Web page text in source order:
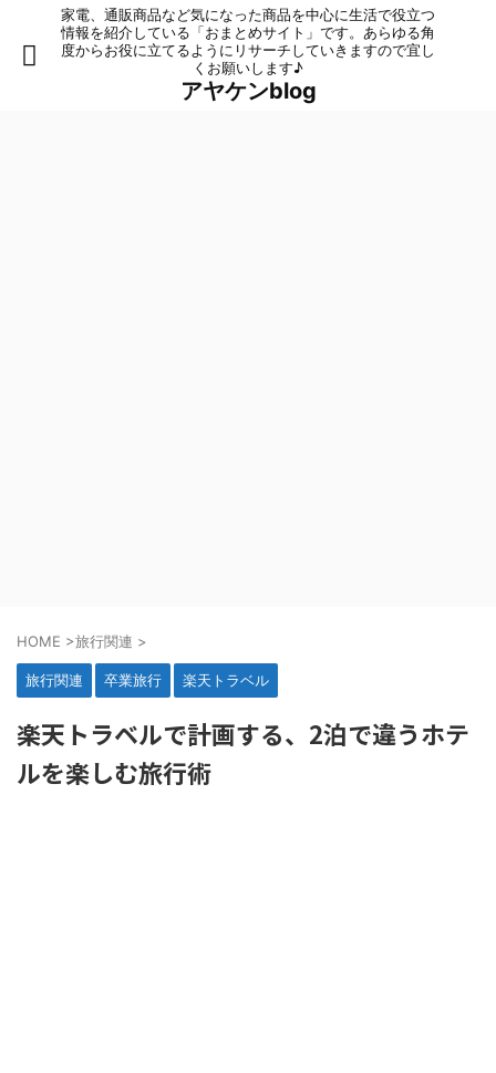
家電、通販商品など気になった商品を中心に生活で役立つ
情報を紹介している「おまとめサイト」です。あらゆる角
度からお役に立てるようにリサーチしていきますので宜し
くお願いします♪
アヤケンblog
HOME >旅行関連 >
旅行関連 卒業旅行 楽天トラベル
楽天トラベルで計画する、2泊で違うホテ
ルを楽しむ旅行術